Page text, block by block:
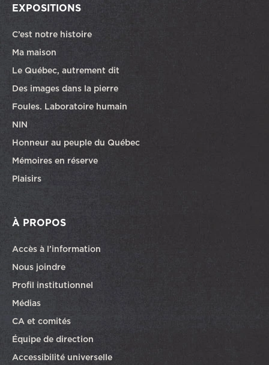
EXPOSITIONS
C’est notre histoire
Ma maison
Le Québec, autrement dit
Des images dans la pierre
Foules. Laboratoire humain
NIN
Honneur au peuple du Québec
Mémoires en réserve
Plaisirs
À PROPOS
Accès à l’information
Nous joindre
Profil institutionnel
Médias
CA et comités
Équipe de direction
Accessibilité universelle